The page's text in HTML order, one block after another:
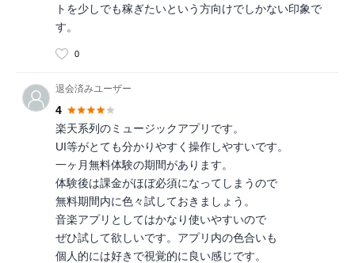
トを少しでも稼ぎたいという方向けでしかない印象で
す。
0
退会済みユーザー
4
楽天系列のミュージックアプリです。
UI等がとても分かりやすく操作しやすいです。
一ヶ月無料体験の期間があります。
体験後は課金がほぼ必須になってしまうので
無料期間内に色々試しておきましょう。
音楽アプリとしてはかなり使いやすいので
ぜひ試して欲しいです。アプリ内の色合いも
個人的には好きで視覚的に良い感じです。